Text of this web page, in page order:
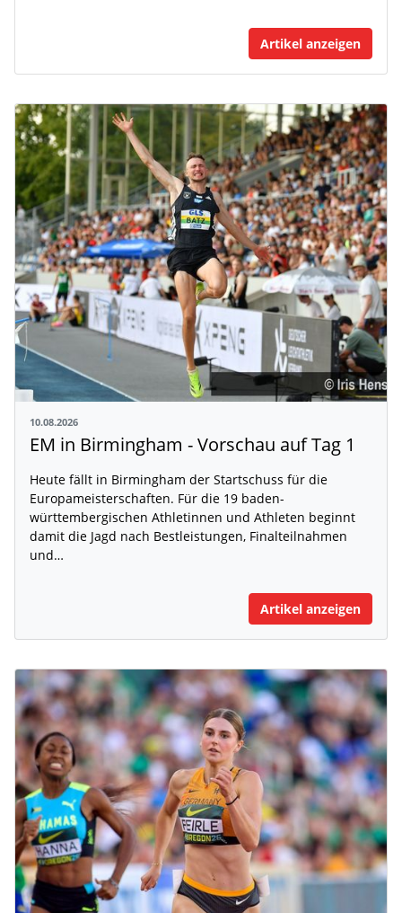
Artikel anzeigen
10.08.2026
EM in Birmingham - Vorschau auf Tag 1
Heute fällt in Birmingham der Startschuss für die
Europameisterschaften. Für die 19 baden-
württembergischen Athletinnen und Athleten beginnt
damit die Jagd nach Bestleistungen, Finalteilnahmen
und…
Artikel anzeigen